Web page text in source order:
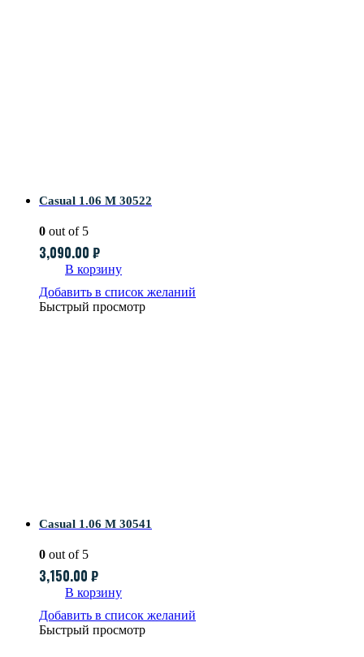
Casual 1.06 M 30522
0 out of 5
3,090.00 ₽
В корзину
Добавить в список желаний
Быстрый просмотр
Casual 1.06 M 30541
0 out of 5
3,150.00 ₽
В корзину
Добавить в список желаний
Быстрый просмотр